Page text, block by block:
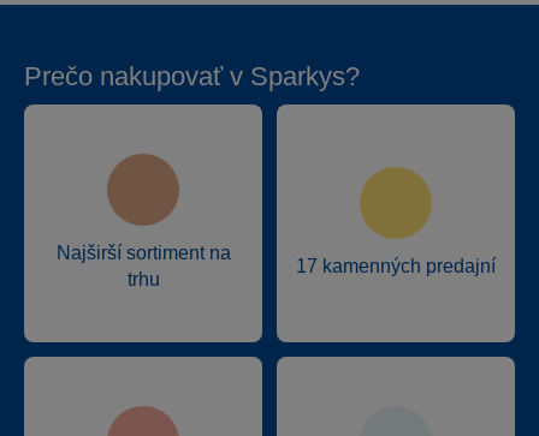
Prečo nakupovať v Sparkys?
Najširší sortiment na
trhu
17 kamenných predajní